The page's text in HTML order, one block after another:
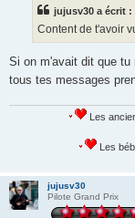
jujusv30 a écrit :
Content de t'avoir
Si on m'avait dit que
tous tes messages
Les
Les
jujusv30
Pilote Grand Prix